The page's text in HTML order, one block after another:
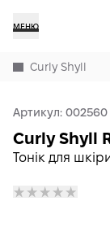
МЕНЮ
Curly Shyll
Артикул: 002560
Тонік для
Curly Shyll